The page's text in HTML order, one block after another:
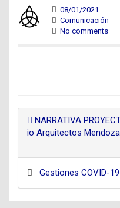
08/01/2021
Comunicación
No comments
NARRATIVA
io Arquitectos Mendoza
Gestiones COVID-19